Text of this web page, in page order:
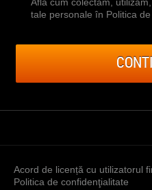
tale personale în Politica
Acord de licență cu utilizatorul
Politica de confidenţialitate